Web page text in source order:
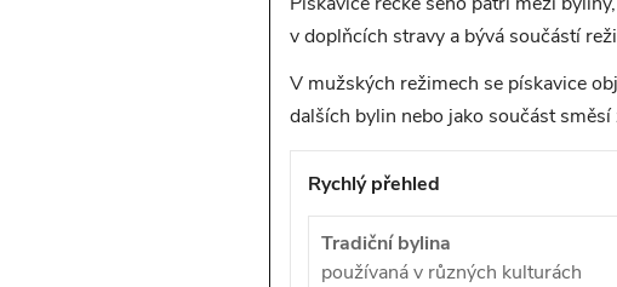
v doplňcích stravy a bývá součástí
V mužských režimech se pískavice
dalších bylin nebo jako součást
Rychlý přehled
Tradiční bylina
používaná v různých kulturách